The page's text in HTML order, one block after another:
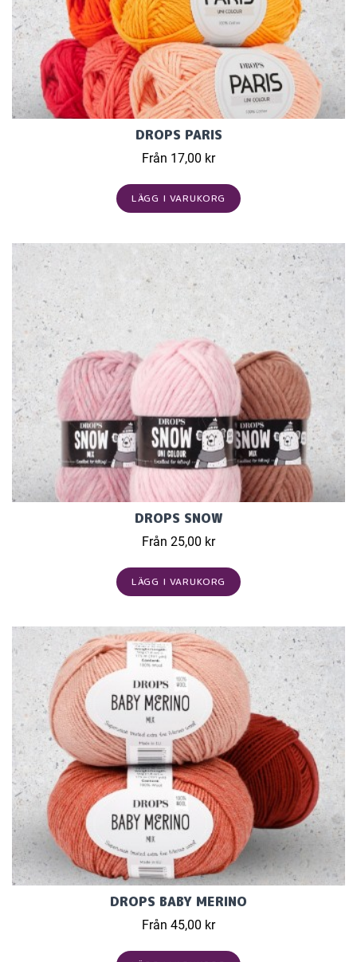
DROPS PARIS
Från 17,00 kr
LÄGG I VARUKORG
DROPS SNOW
Från 25,00 kr
LÄGG I VARUKORG
DROPS BABY MERINO
Från 45,00 kr